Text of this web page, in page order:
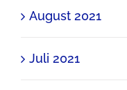
August 2021
Juli 2021